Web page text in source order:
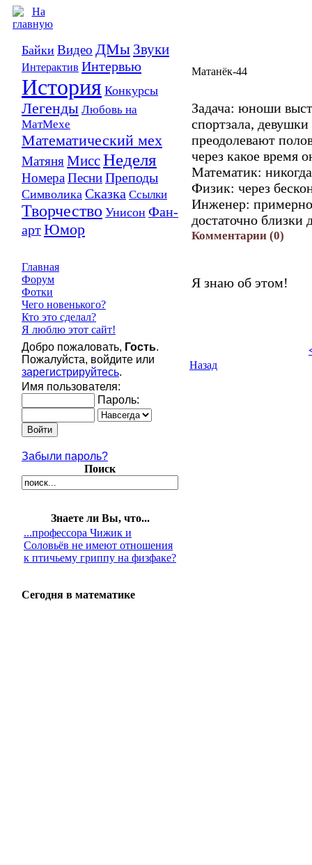
Байки Видео ДМы Звуки
Интерактив Интервью
История Конкурсы
Легенды Любовь на
МатМехе
Математический мех
МатяняМиссНеделя
НомераПесниПреподы
Символика Сказка Ссылки
Творчество Унисон Фан-
артЮмор
Главная
Форум
Фотки
Чего новенького?
Кто это сделал?
Я люблю этот сайт!
Добро пожаловать, Гость.
Пожалуйста, войдите или
зарегистрируйтесь.
Имя пользователя:
Пароль:
Забыли пароль?
Поиск
Знаете ли Вы, что...
...профессора Чижик и
Соловьёв не имеют отношения
к птичьему гриппу на физфаке?
Сегодня в математике
Матанёк-44
Задача: юноши
спортзала,
преодолевают
через какое время
Математик:
Физик: через
Инженер:
достаточно
Комментарии (0)
Я знаю об этом!
Назад